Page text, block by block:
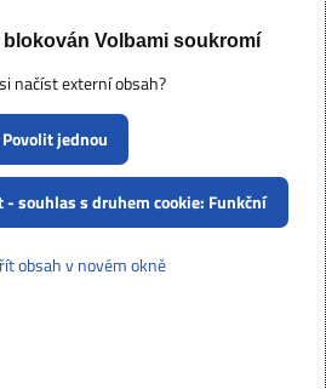
Volbami soukromí
načíst externí obsah?
Povolit jednou
- souhlas s druhem cookie: Funkční
obsah v novém okně